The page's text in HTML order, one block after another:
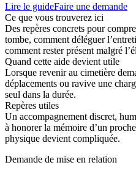
Lire le guideFaire une demande
Ce que vous trouverez ici
Des repères concrets pour
tombe, comment déléguer
comment rester présent malgré
Quand cette aide devient utile
Lorsque revenir au cimetière
déplacements ou ravive une
seul dans la durée.
Repères utiles
Un accompagnement discret,
à honorer la mémoire d’un
physique devient compliquée.
Demande de mise en relation